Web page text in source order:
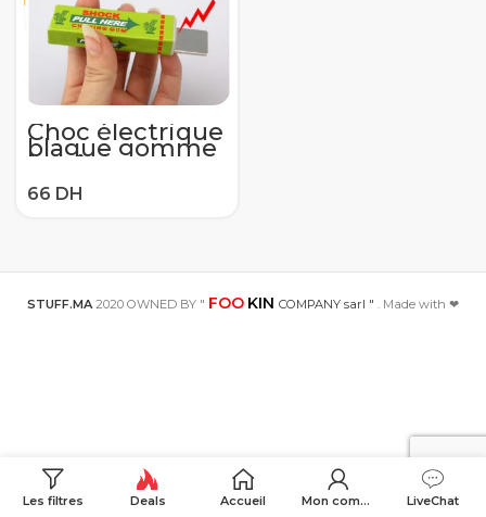
Choc électrique
blague gomme
à mâcher tirer
tête choquant
jouet cadeau
STUFF.MA 2020 OWNED BY " FOO KIN COMPANY sarl " . Made with ❤
Les filtres Deals Accueil Mon compte LiveChat